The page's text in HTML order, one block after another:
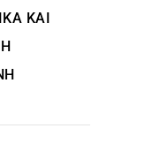
ΚΑΙ